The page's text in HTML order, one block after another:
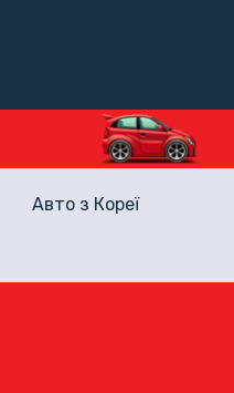
Авто з Кореї